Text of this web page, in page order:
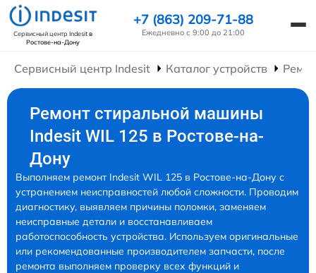
Сервисный центр Indesitв
Ростове-на-Дону
+7 (863) 209-71-88
Ежедневно с 9:00 до 21:00
Сервисный центр Indesit Каталог устройств
Ремонт стиральной машины
Indesit WIL 125 в Ростове-на-
Дону
Выполняем ремонт Indesit WIL 125 в Ростове-на-Дону с
устранением неисправностей любой сложности. Проводим
диагностику, выявляем причины поломки, заменяем
неисправные детали и восстанавливаем
работоспособность устройства. Используем оригинальные
или рекомендованные производителем запчасти, после
ремонта выполняем проверку всех функций и